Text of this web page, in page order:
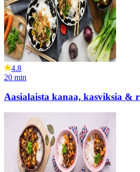
4.8
20 min
Aasialaista kanaa, kasviksia &